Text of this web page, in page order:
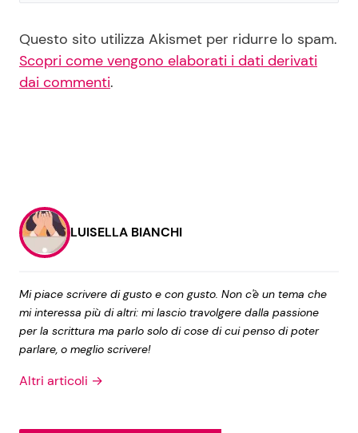
Questo sito utilizza Akismet per ridurre lo spam.
Scopri come vengono elaborati i dati derivati
dai commenti.
LUISELLA BIANCHI
Mi piace scrivere di gusto e con gusto. Non c'è un tema che
mi interessa più di altri: mi lascio travolgere dalla passione
per la scrittura ma parlo solo di cose di cui penso di poter
parlare, o meglio scrivere!
Altri articoli →